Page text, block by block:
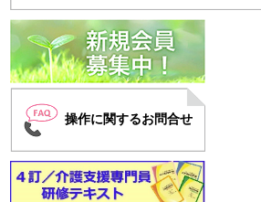
操作に関するお問合せ